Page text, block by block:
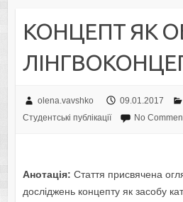
КОНЦЕПТ ЯК
olena.vavshko 09.01.2017
Студентські публікації
No
Анотація: Стаття присвячена
досліджень концепту як засобу